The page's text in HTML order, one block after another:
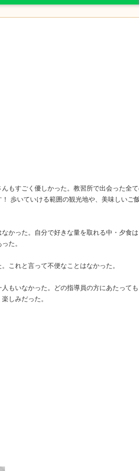
もすごく優しかった。教習所で出会った全
歩いていける範囲の観光地や、美味しいご
かった。自分で好きな量を取れる中・夕食
た。
これと言って不便なことはなかった。
もいなかった。どの指導員の方にあたって
しみだった。